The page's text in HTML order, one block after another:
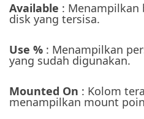
Available : Menampilkan
disk yang tersisa.
Use % : Menampilkan
yang sudah digunakan.
Mounted On : Kolom
menampilkan mount